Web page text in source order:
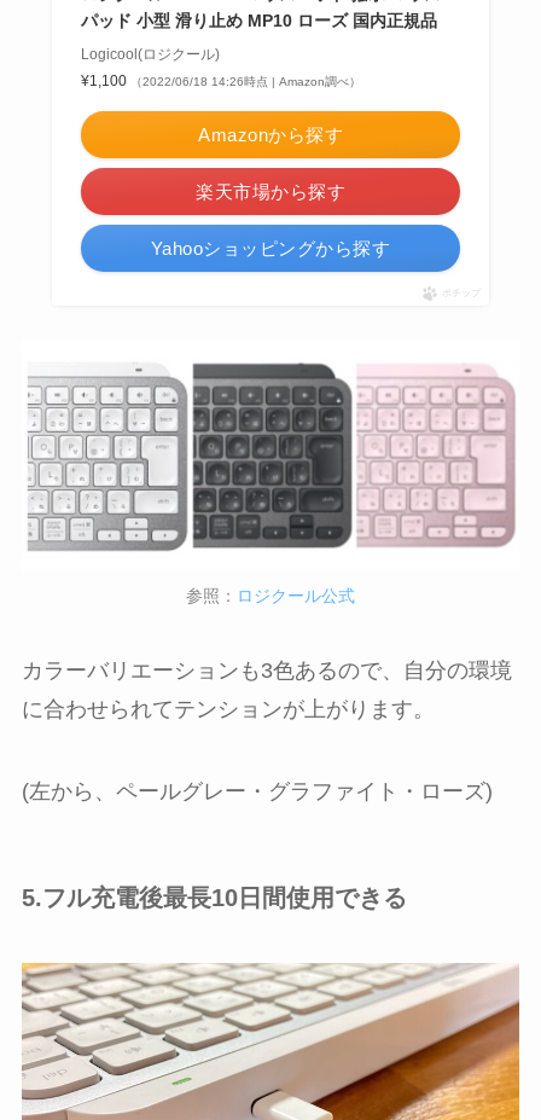
パッド 小型 滑り止め MP10 ローズ 国内正規品
Logicool(ロジクール)
¥1,100
（2022/06/18 14:26時点 | Amazon調べ）
Amazonから探す
楽天市場から探す
Yahooショッピングから探す
ポチップ
参照： ロジクール公式
カラーバリエーションも3色あるので、自分の環境
に合わせられてテンションが上がります。
(左から、ペールグレー・グラファイト・ローズ)
5.フル充電後最長10日間使用できる